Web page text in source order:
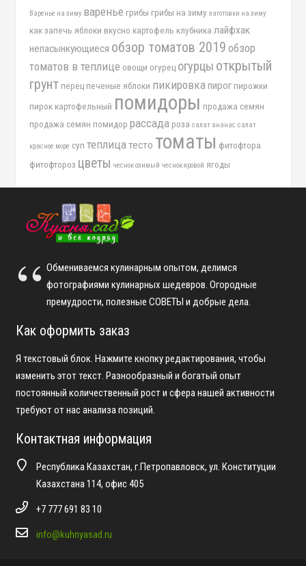
Варенье на зиму варенье грибы грибы на зиму заготовки на зиму
как запечь яблоки вкусно картофель клубника лайфхак
непасынкующиеся обзор томатов 2019 обзор
томатов в теплице овощи огурец огурцы открытый
грунт перец печеные яблоки пикировка пирог пирожки
пирок картофельный помидоры продажа семян
продажа семян помидор рассада роза салат ананас салат
красное море суп теплица тесто томаты фитофтора
фитофтороз цветы чеснок озимый чеснок яровой ягоды
Обмениваемся кулинарным опытом, делимся
фотографиями кулинарных шедевров. Огородные
премудрости, полезные СОВЕТЫ и добрые дела.
Как оформить заказ
Я текстовый блок. Нажмите кнопку редактирования, чтобы
изменить этот текст. Разнообразный и богатый опыт
постоянный количественный рост и сфера нашей активности
требуют от нас анализа позиций.
Контактная информация
Республика Казахстан, г.Петропавловск, ул. Конституции
Казахстана 114, офис 405
+7 777 691 83 10
info@kuhnyasad.ru